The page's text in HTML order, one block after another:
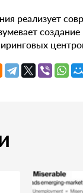
реализует